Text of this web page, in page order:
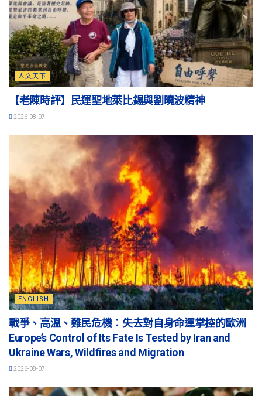
人文天下
【老陳時評】民運聖地萊比錫與劉曉波精神
2026-08-07
ENGLISH
戰爭、高溫、難民危機：失去對自身命運掌控的歐洲
Europe’s Control of Its Fate Is Tested by Iran and
Ukraine Wars, Wildfires and Migration
2026-08-07